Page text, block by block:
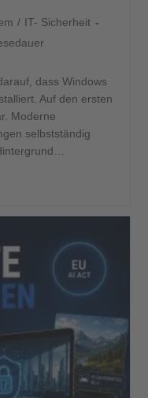
/ IT- Sicherheit
dass Windows
Auf den ersten
Moderne
selbstständig